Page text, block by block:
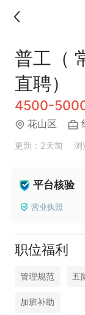
普工（
直聘）
4500-
花山区
更新：2天前 浏
平台核验
营业执照
职位福利
管理规范 五
加班补助